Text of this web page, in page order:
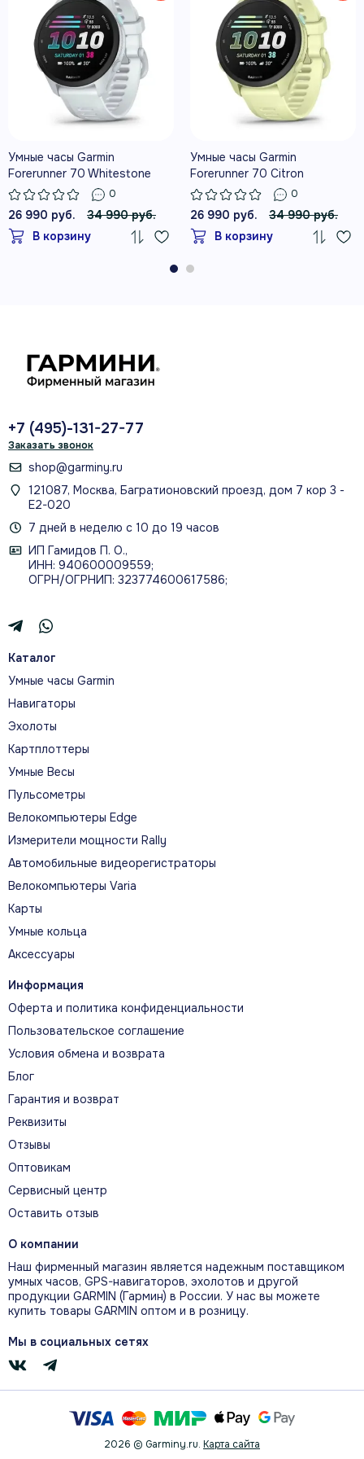
СМАРТ-ЧАСОВ
РАСШИРЕННЫЕ ПОКАЗАТЕЛИ
ПЕРСОНАЛЬНЫЕ ПЛАНЫ GARMIN
БОЛЕЕ 80 ВСТРОЕННЫХ
ДИСТАНЦИИ, ВРЕМЕНИ И ТЕМПА
О МОДЕЛИ
ЧАСЫ, КОТОРЫЕ ПОМОГАЮТ
СТАТЬ ЛУЧШЕ В БЕГЕ
Простые в управлении GPS-часы Forerunner 70
предлагают начинающим бегунам основные
старта.
ГЛАВНЫЕ ВОЗМОЖНОСТИ
Что помогает прогрессировать
ТЕМП, ДИСТАНЦИЯ И ПУЛЬС
GPS, пульсометр и беговые метрики
помогают контролировать темп, дистанцию и
интенсивность прямо во время тренировки.
ЕЖЕДНЕВНЫЕ РЕКОМЕНДАЦИИ ПО
ТРЕНИРОВКАМ
Ежедневные рекомендации адаптируются
стартов.
АДАПТИВНЫЕ ПЛАНЫ ТРЕНИРОВОК
GARMIN COACH
Планы Garmin Coach для бега, велоспорта,
адаптируются к показателям формы и
восстановления.
Умные часы Garmin
Forerunner 70 Whitestone
0
26 990 руб.
34 990 руб.
В корзину
Умные часы Garmin
Forerunner 70 Citron
0
26 990 руб.
34 990 руб.
В корзину
+7 (495)-131-27-77
Заказать звонок
shop@garminy.ru
121087, Москва, Багратионовский проезд, дом 7 кор 3 -
Е2-020
7 дней в неделю с 10 до 19 часов
ИП Гамидов П. О.,
ИНН: 940600009559;
ОГРН/ОГРНИП: 323774600617586;
Каталог
Умные часы Garmin
Навигаторы
Эхолоты
Картплоттеры
Умные Весы
Пульсометры
Велокомпьютеры Edge
Измерители мощности Rally
Автомобильные видеорегистраторы
Велокомпьютеры Varia
Карты
Умные кольца
Аксессуары
Информация
Оферта и политика конфиденциальности
Пользовательское соглашение
Условия обмена и возврата
Блог
Гарантия и возврат
Реквизиты
Отзывы
Оптовикам
Сервисный центр
Оставить отзыв
О компании
Наш фирменный магазин является надежным поставщиком
умных часов, GPS-навигаторов, эхолотов и другой
продукции GARMIN (Гармин) в России. У нас вы можете
купить товары GARMIN оптом и в розницу.
Мы в социальных сетях
2026 © Garminy.ru. Карта сайта